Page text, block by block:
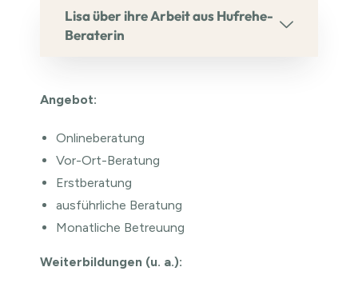
Angebot:
Onlineberatung
Vor-Ort-Beratung
Erstberatung
ausführliche Beratung
Monatliche Betreuung
Weiterbildungen (u. a.):
Lisa über ihre Arbeit aus Hufrehe-
Beraterin